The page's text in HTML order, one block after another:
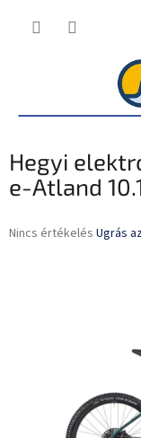
Hegyi
e-Atland
A
Nincs értékelés Ugrás